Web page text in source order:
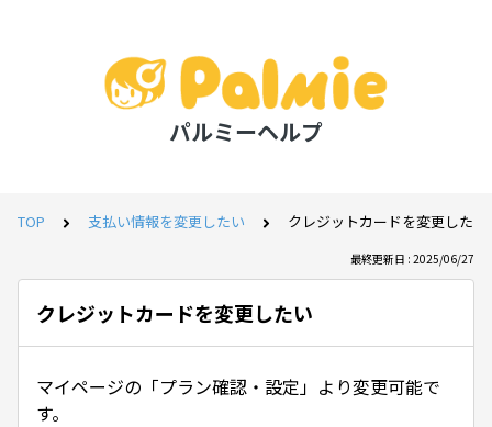
パルミーヘルプ
TOP 支払い情報を変更したい クレジットカードを変更したい
最終更新日 : 2025/06/27
クレジットカードを変更したい
マイページの「プラン確認・設定」より変更可能で
す。